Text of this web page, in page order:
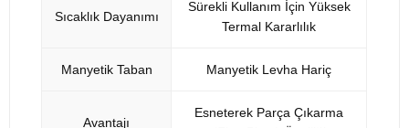
Sıcaklık Dayanımı
Sürekli Kullanım İçin Yüksek
Termal Kararlılık
Manyetik Taban Manyetik Levha Hariç
Avantajı
Esneterek Parça Çıkarma